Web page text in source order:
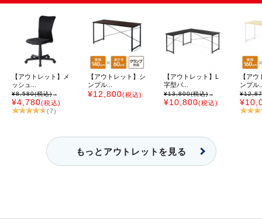
【アウトレット】メ
ッシュ...
¥8,580(税込)→
¥4,780(税込)
(7)
【アウトレット】シ
ンプル...
¥12,800(税込)
【アウトレット】L
字型パ...
¥13,800(税込)→
¥10,800(税込)
【ア
ンプル
もっとアウトレットを見る